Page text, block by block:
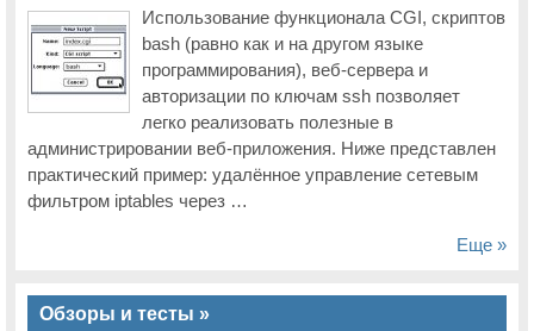
Использование функционала CGI, скриптов
bash (равно как и на другом языке
программирования), веб-сервера и
авторизации по ключам ssh позволяет
легко реализовать полезные в
администрировании веб-приложения. Ниже представлен
практический пример: удалённое управление сетевым
фильтром iptables через …
Еще »
Обзоры и тесты »